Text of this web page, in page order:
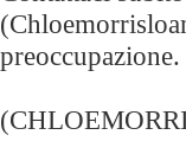
preoccupazione.